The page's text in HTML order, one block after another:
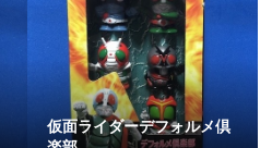
仮面ライダーデフォルメ倶